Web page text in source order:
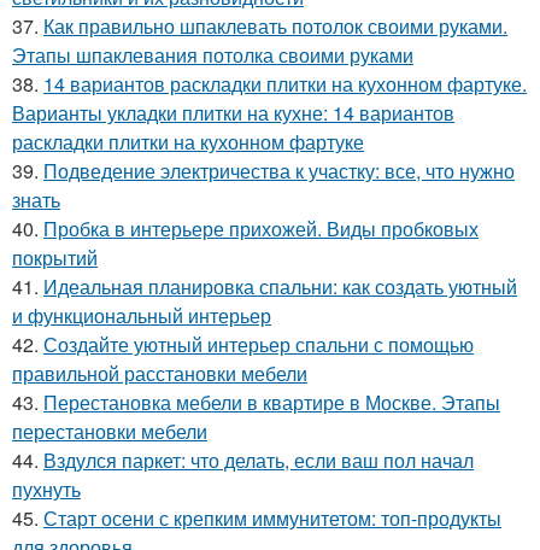
37. Как правильно шпаклевать потолок своими руками.
Этапы шпаклевания потолка своими руками
38. 14 вариантов раскладки плитки на кухонном фартуке.
Варианты укладки плитки на кухне: 14 вариантов
раскладки плитки на кухонном фартуке
39. Подведение электричества к участку: все, что нужно
знать
40. Пробка в интерьере прихожей. Виды пробковых
покрытий
41. Идеальная планировка спальни: как создать уютный
и функциональный интерьер
42. Создайте уютный интерьер спальни с помощью
правильной расстановки мебели
43. Перестановка мебели в квартире в Москве. Этапы
перестановки мебели
44. Вздулся паркет: что делать, если ваш пол начал
пухнуть
45. Старт осени с крепким иммунитетом: топ-продукты